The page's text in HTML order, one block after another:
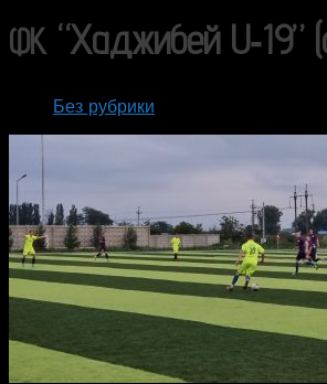
ФК “Хаджибей U‑19”
Без рубрики